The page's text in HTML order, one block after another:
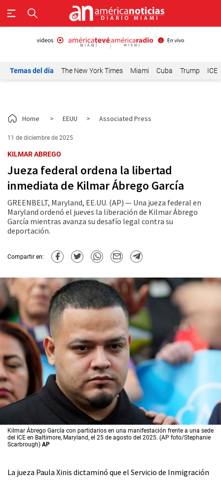
Temas del día The New York Times Miami Cuba Trump ICE
Home > EEUU > Associated Press
11 de diciembre de 2025
KILMAR ABREGO
Jueza federal ordena la libertad
inmediata de Kilmar Ábrego García
GREENBELT, Maryland, EE.UU. (AP) — Una jueza federal en
Maryland ordenó el jueves la liberación de Kilmar Ábrego
García mientras avanza su desafío legal contra su
deportación.
Compartir en:
Kilmar Ábrego García con partidarios en una manifestación frente a una sede
del ICE en Baltimore, Maryland, el 25 de agosto del 2025. (AP foto/Stephanie
Scarbrough) AP
La jueza Paula Xinis dictaminó que el Servicio de Inmigración